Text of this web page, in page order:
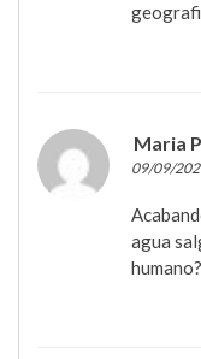
Maria
09/09/
agua
humano?